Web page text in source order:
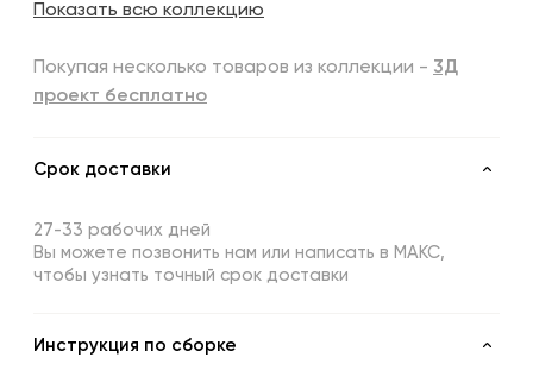
Показать всю коллекцию
Покупая несколько товаров из коллекции - 3Д
проект бесплатно
Срок доставки
27-33 рабочих дней
Вы можете позвонить нам или написать в МАКС,
чтобы узнать точный срок доставки
Инструкция по сборке